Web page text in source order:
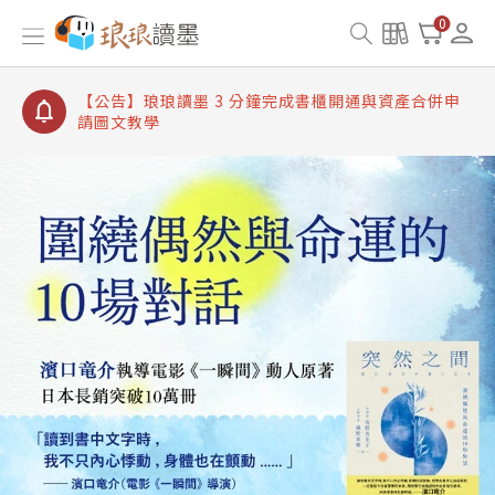
0
【公告】琅琅讀墨書櫃開通常見問題
【公告】琅琅讀墨 3 分鐘完成書櫃開通與資產合併申
【公告】琅琅書店服務升級重要說明及資產合併結果
查詢
【公告】琅琅讀墨數位閱讀資產合併與書櫃開通申請